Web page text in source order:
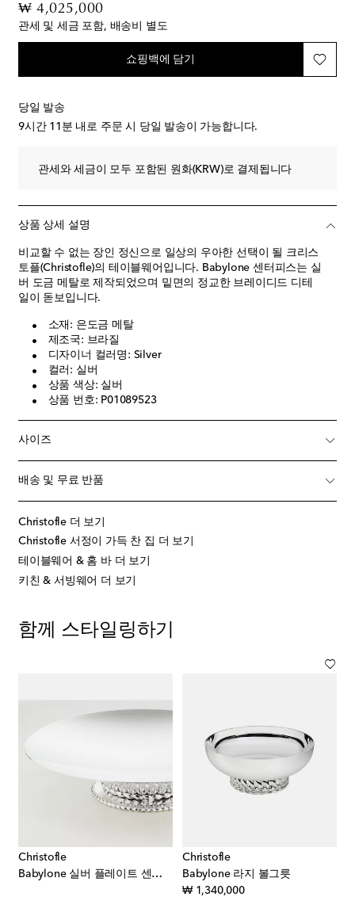
₩ 4,025,000original price
관세 및 세금 포함, 배송비 별도
쇼핑백에 담기
당일 발송
9시간 11분 내로 주문 시 당일 발송이 가능합니다.
관세와 세금이 모두 포함된 원화(KRW)로 결제됩니다
상품 상세 설명
비교할 수 없는 장인 정신으로 일상의 우아한 선택이 될 크리스
토플(Christofle)의 테이블웨어입니다. Babylone 센터피스는 실
버 도금 메탈로 제작되었으며 밑면의 정교한 브레이디드 디테
일이 돋보입니다.
소재: 은도금 메탈
제조국: 브라질
디자이너 컬러명: Silver
컬러: 실버
상품 색상: 실버
상품 번호: P01089523
사이즈
배송 및 무료 반품
Christofle 더 보기
Christofle 서정이 가득 찬 집 더 보기
테이블웨어 & 홈 바 더 보기
키친 & 서빙웨어 더 보기
함께 스타일링하기
Christofle
Babylone 실버 플레이트 센터피스
Christofle
Babylone 라지 볼그릇
₩ 1,340,000original price